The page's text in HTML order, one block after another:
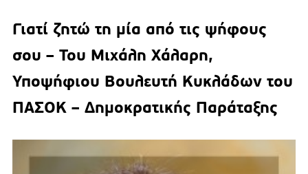
Γιατί ζητώ τη μία από τις ψήφους
σου – Του Μιχάλη Χάλαρη,
Υποψήφιου Βουλευτή Κυκλάδων του
ΠΑΣΟΚ – Δημοκρατικής Παράταξης